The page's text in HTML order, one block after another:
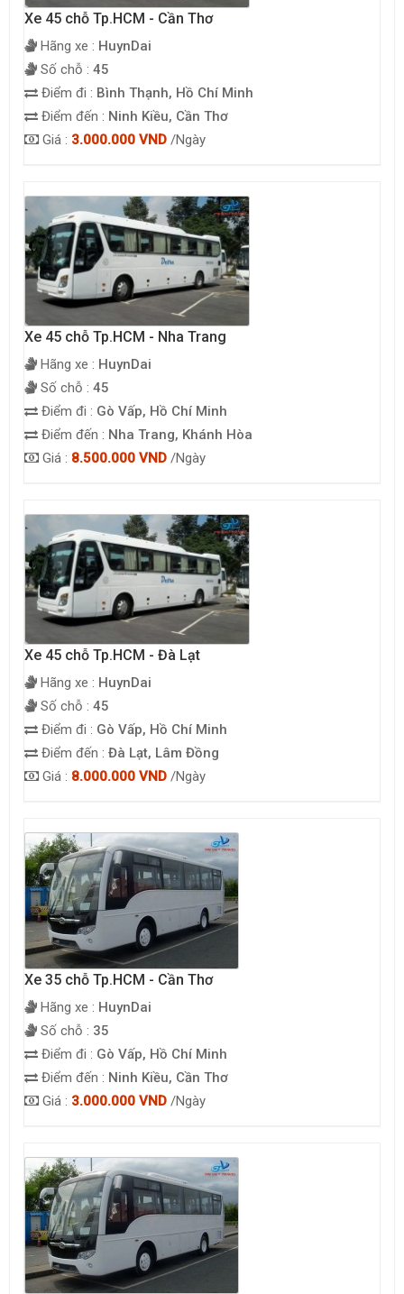
Xe 45 chỗ Tp.HCM - Cần Thơ
Hãng xe : HuynDai
Số chỗ : 45
Điểm đi : Bình Thạnh, Hồ Chí Minh
Điểm đến : Ninh Kiều, Cần Thơ
Giá : 3.000.000 VND /Ngày
Xe 45 chỗ Tp.HCM - Nha Trang
Hãng xe : HuynDai
Số chỗ : 45
Điểm đi : Gò Vấp, Hồ Chí Minh
Điểm đến : Nha Trang, Khánh Hòa
Giá : 8.500.000 VND /Ngày
Xe 45 chỗ Tp.HCM - Đà Lạt
Hãng xe : HuynDai
Số chỗ : 45
Điểm đi : Gò Vấp, Hồ Chí Minh
Điểm đến : Đà Lạt, Lâm Đồng
Giá : 8.000.000 VND /Ngày
Xe 35 chỗ Tp.HCM - Cần Thơ
Hãng xe : HuynDai
Số chỗ : 35
Điểm đi : Gò Vấp, Hồ Chí Minh
Điểm đến : Ninh Kiều, Cần Thơ
Giá : 3.000.000 VND /Ngày